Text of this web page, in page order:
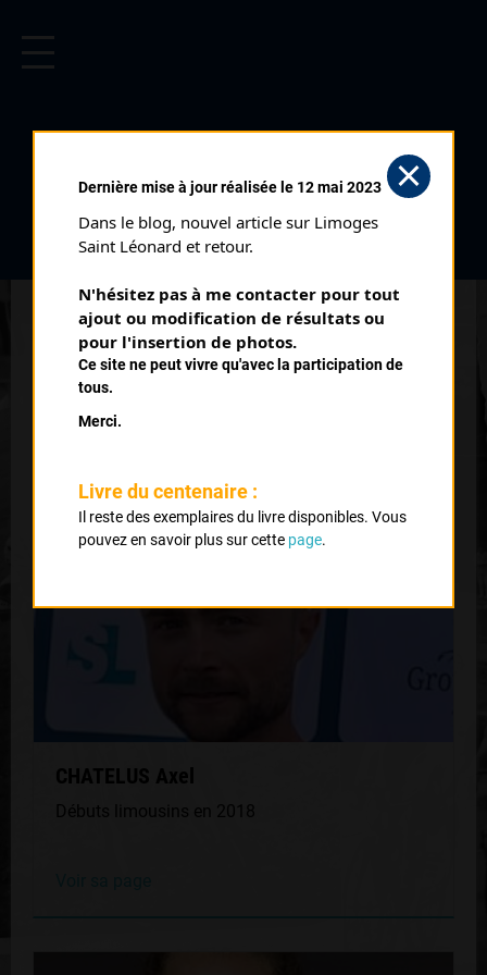
PALMARÈS
2018 , Bayeux
8 Cyclo Cross de Saint Pardoux Master 1 à 4
QUELQUES COUREURS DE LA
MÊME GÉNÉRATION
CHATELUS Axel
Débuts limousins en 2018
Dernière mise à jour réalisée le 12 mai 2023
Dans le blog, nouvel article sur Limoges
Saint Léonard et retour.
N'hésitez pas à me contacter pour tout
ajout ou modification de résultats ou
pour l'insertion de photos.
Ce site ne peut vivre qu'avec la participation de
tous.
Merci.
Livre du centenaire :
Il reste des exemplaires du livre disponibles. Vous
pouvez en savoir plus sur cette page.